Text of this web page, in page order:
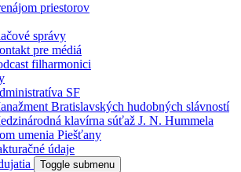
priestorov
správy
pre médiá
filharmonici
SF
Bratislavských hudobných slávností
klavírna súťaž J. N. Hummela
umenia Piešťany
údaje
Toggle submenu